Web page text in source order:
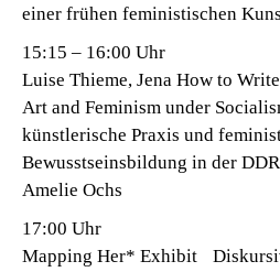
einer frühen feministischen
15:15 – 16:00 Uhr
Luise Thieme, Jena How to
Art and Feminism under
künstlerische Praxis und
Bewusstseinsbildung in der
Amelie Ochs
17:00 Uhr
Mapping Her* Exhibit